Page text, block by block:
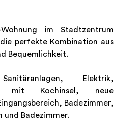
Wohnung im Stadtzentrum
perfekte Kombination aus
Bequemlichkeit.
Elektrik,
mit Kochinsel, neue
Badezimmer,
und Badezimmer.